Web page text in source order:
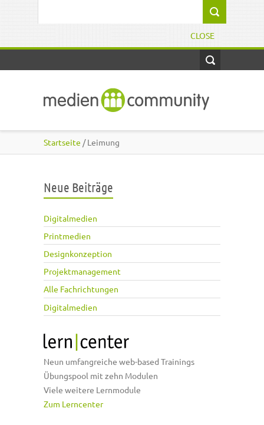
CLOSE
Startseite / Leimung
Neue Beiträge
Digitalmedien
Printmedien
Designkonzeption
Projektmanagement
Alle Fachrichtungen
Digitalmedien
Neun umfangreiche web-based Trainings
Übungspool mit zehn Modulen
Viele weitere Lernmodule
Zum Lerncenter